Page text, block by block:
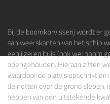
Bij de boomkorvisserij wordt er
aan weerskanten van het schip
een ijzeren buis (ook wel boom
opengehouden. Hieraan zitten
waardoor de platvis opschrikt
de netten over de grond slepen,
hebben van een uitstekende